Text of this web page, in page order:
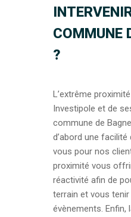
COMMUNE
?
L’extrême
Investipole et de
commune de
d’abord une
vous pour nos
proximité vous
réactivité afin de
terrain et vous
évènements. Enfin,